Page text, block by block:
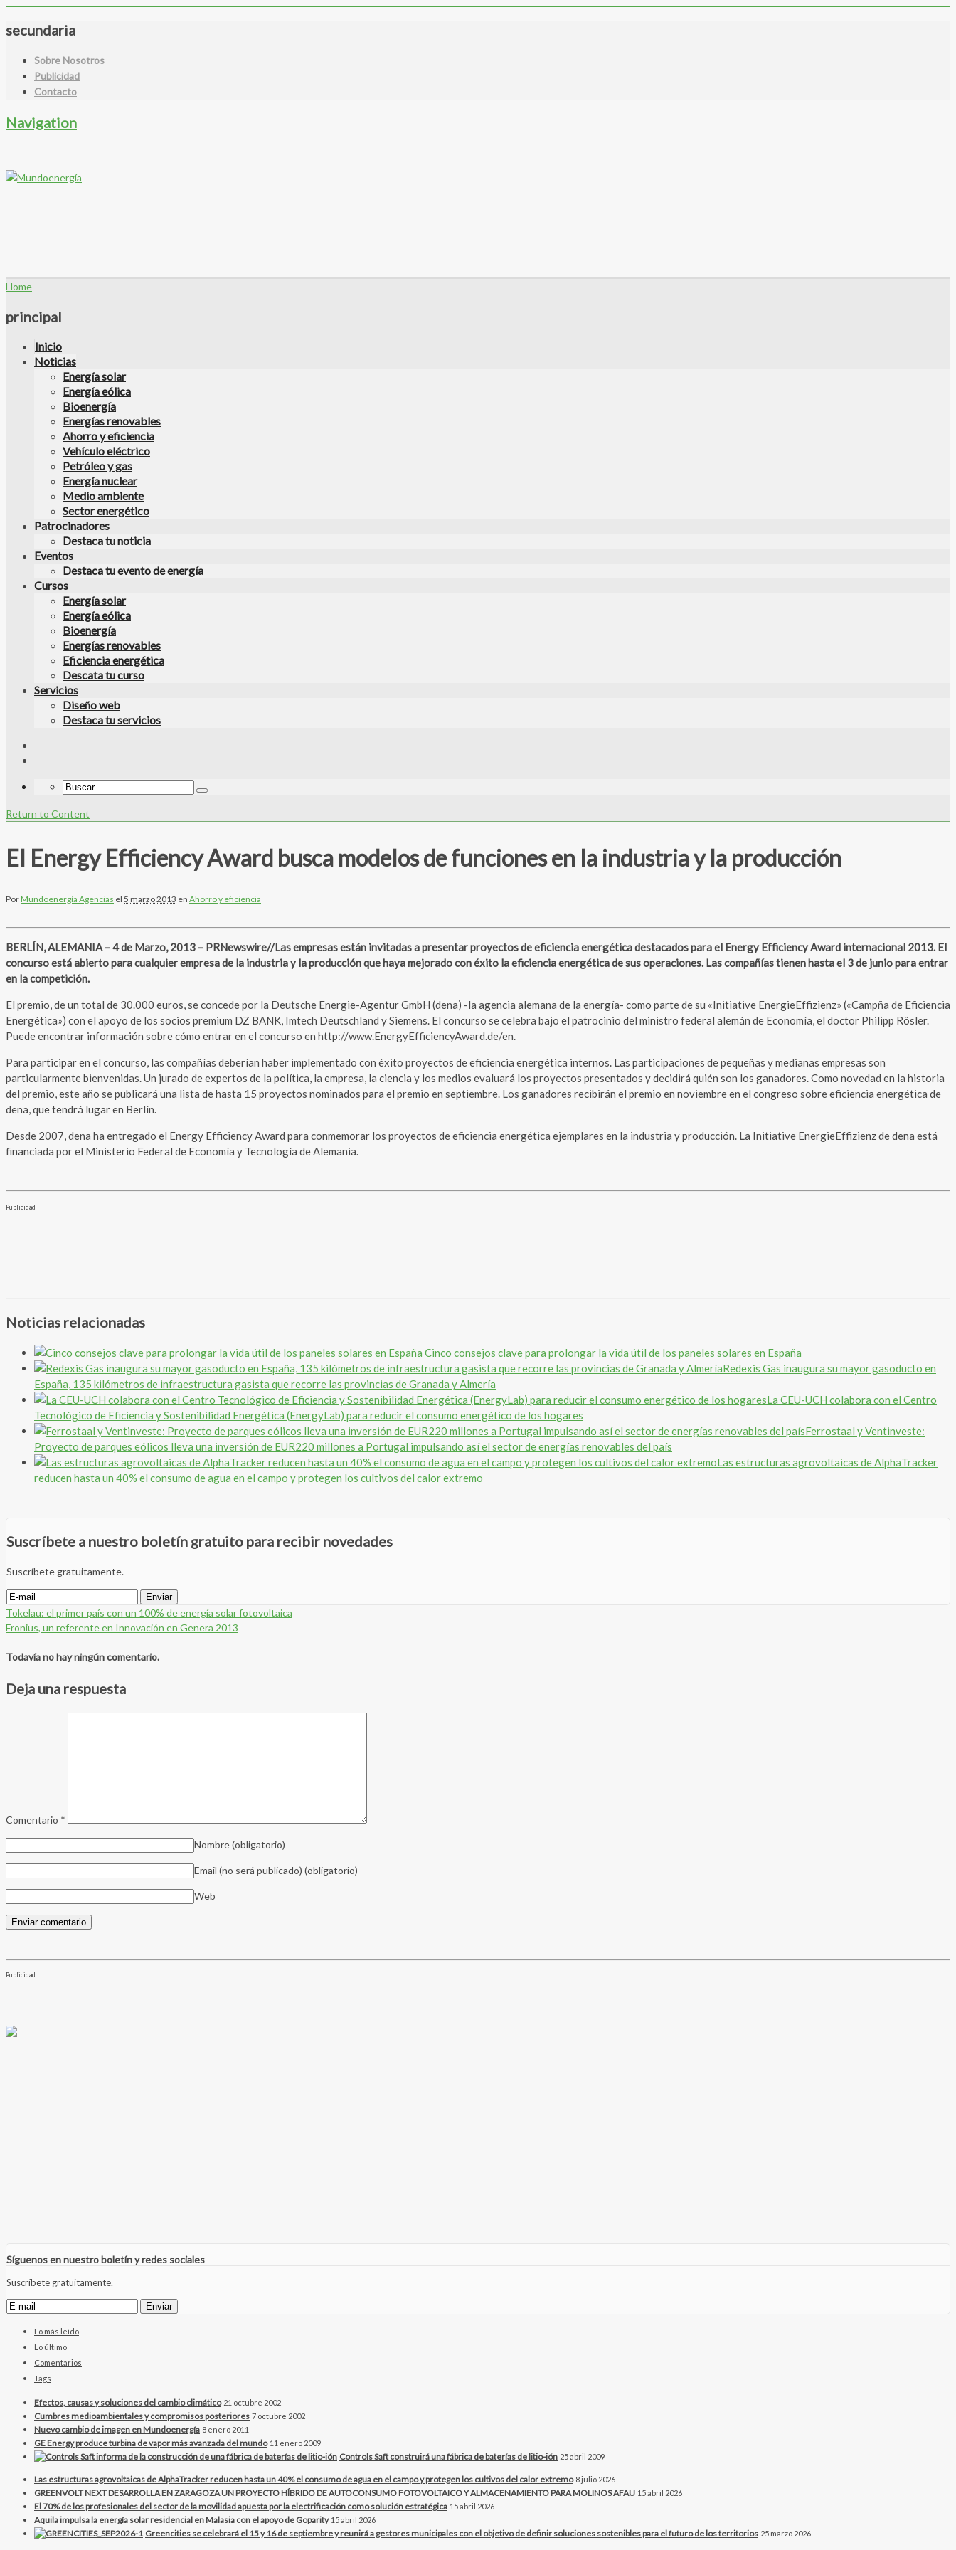
secundaria
Sobre Nosotros
Publicidad
Contacto
Navigation
Home
principal
Inicio
Noticias
Energía solar
Energía eólica
Bioenergía
Energías renovables
Ahorro y eficiencia
Vehículo eléctrico
Petróleo y gas
Energía nuclear
Medio ambiente
Sector energético
Patrocinadores
Destaca tu noticia
Eventos
Destaca tu evento de energía
Cursos
Energía solar
Energía eólica
Bioenergía
Energías renovables
Eficiencia energética
Descata tu curso
Servicios
Diseño web
Destaca tu servicios
Return to Content
El Energy Efficiency Award busca modelos de funciones en la industria y la producción
PorMundoenergía Agencias el 5 marzo 2013 en Ahorro y eficiencia
BERLÍN, ALEMANIA – 4 de Marzo, 2013 – PRNewswire//Las empresas están invitadas a presentar proyectos de eficiencia energética destacados para el Energy Efficiency Award internacional 2013. El
concurso está abierto para cualquier empresa de la industria y la producción que haya mejorado con éxito la eficiencia energética de sus operaciones. Las compañías tienen hasta el 3 de junio para entrar
en la competición.
El premio, de un total de 30.000 euros, se concede por la Deutsche Energie-Agentur GmbH (dena) -la agencia alemana de la energía- como parte de su «Initiative EnergieEffizienz» («Campña de Eficiencia
Energética») con el apoyo de los socios premium DZ BANK, Imtech Deutschland y Siemens. El concurso se celebra bajo el patrocinio del ministro federal alemán de Economía, el doctor Philipp Rösler.
Puede encontrar información sobre cómo entrar en el concurso en http://www.EnergyEfficiencyAward.de/en.
Para participar en el concurso, las compañías deberían haber implementado con éxito proyectos de eficiencia energética internos. Las participaciones de pequeñas y medianas empresas son
particularmente bienvenidas. Un jurado de expertos de la política, la empresa, la ciencia y los medios evaluará los proyectos presentados y decidirá quién son los ganadores. Como novedad en la historia
del premio, este año se publicará una lista de hasta 15 proyectos nominados para el premio en septiembre. Los ganadores recibirán el premio en noviembre en el congreso sobre eficiencia energética de
dena, que tendrá lugar en Berlín.
Desde 2007, dena ha entregado el Energy Efficiency Award para conmemorar los proyectos de eficiencia energética ejemplares en la industria y producción. La Initiative EnergieEffizienz de dena está
financiada por el Ministerio Federal de Economía y Tecnología de Alemania.
Publicidad
Noticias relacionadas
Cinco consejos clave para prolongar la vida útil de los paneles solares en España
Redexis Gas inaugura su mayor gasoducto en
España, 135 kilómetros de infraestructura gasista que recorre las provincias de Granada y Almería
La CEU-UCH colabora con el Centro
Tecnológico de Eficiencia y Sostenibilidad Energética (EnergyLab) para reducir el consumo energético de los hogares
Ferrostaal y Ventinveste:
Proyecto de parques eólicos lleva una inversión de EUR220 millones a Portugal impulsando así el sector de energías renovables del país
Las estructuras agrovoltaicas de AlphaTracker
reducen hasta un 40% el consumo de agua en el campo y protegen los cultivos del calor extremo
Suscríbete a nuestro boletín gratuito para recibir novedades
Suscríbete gratuitamente.
Tokelau: el primer país con un 100% de energía solar fotovoltaica
Fronius, un referente en Innovación en Genera 2013
Todavía no hay ningún comentario.
Deja una respuesta
Comentario *
Nombre(obligatorio)
Email (no será publicado) (obligatorio)
Web
Publicidad
Síguenos en nuestro boletín y redes sociales
Suscríbete gratuitamente.
Lo más leído
Lo último
Comentarios
Tags
Efectos, causas y soluciones del cambio climático 21 octubre 2002
Cumbres medioambientales y compromisos posteriores 7 octubre 2002
Nuevo cambio de imagen en Mundoenergía 8 enero 2011
GE Energy produce turbina de vapor más avanzada del mundo 11 enero 2009
Controls Saft construirá una fábrica de baterías de litio-ión 25 abril 2009
Las estructuras agrovoltaicas de AlphaTracker reducen hasta un 40% el consumo de agua en el campo y protegen los cultivos del calor extremo 8 julio 2026
GREENVOLT NEXT DESARROLLA EN ZARAGOZA UN PROYECTO HÍBRIDO DE AUTOCONSUMO FOTOVOLTAICO Y ALMACENAMIENTO PARA MOLINOS AFAU 15 abril 2026
El 70% de los profesionales del sector de la movilidad apuesta por la electrificación como solución estratégica 15 abril 2026
Aquila impulsa la energía solar residencial en Malasia con el apoyo de Goparity 15 abril 2026
Greencities se celebrará el 15 y 16 de septiembre y reunirá a gestores municipales con el objetivo de definir soluciones sostenibles para el futuro de los territorios 25 marzo 2026